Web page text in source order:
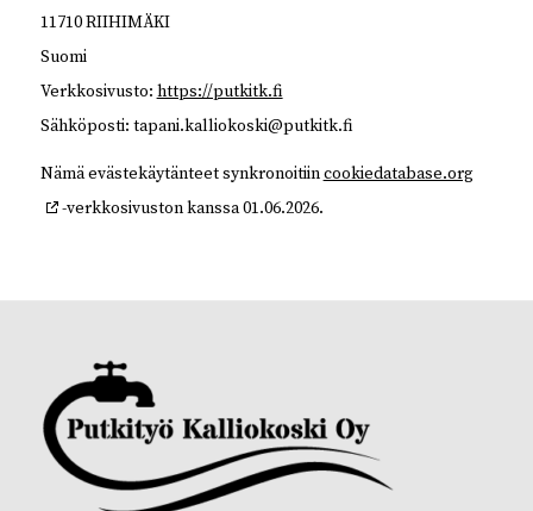
11710 RIIHIMÄKI
Suomi
Verkkosivusto: https://putkitk.fi
Sähköposti: tapani.kalliokoski@putkitk.fi
Nämä evästekäytänteet synkronoitiincookiedatabase.org
-verkkosivuston kanssa 01.06.2026.